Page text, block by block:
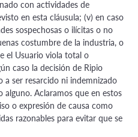
con actividades de
en esta cláusula; (v) en caso
sospechosas o ilícitas o no
costumbre de la industria, o
el Usuario viola total o
caso la decisión de Ripio
a ser resarcido ni indemnizado
Aclaramos que en estos
o expresión de causa como
razonables para evitar que se